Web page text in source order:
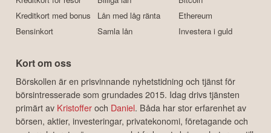
Kreditkort med bonus
Bensinkort
Lån med låg ränta
Samla lån
Ethereum
Investera i guld
Kort om oss
Börskollen är en prisvinnande nyhetstidning och tjänst för
börsintresserade som grundades 2015. Idag drivs tjänsten
primärt av Kristofferoch Daniel. Båda har stor erfarenhet av
börsen, aktier, investeringar, privatekonomi, företagande och